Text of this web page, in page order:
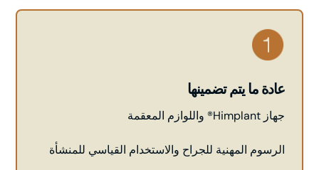
عادة ما يتم تضمينها
جهاز Himplant® واللوازم المعقمة
الرسوم المهنية للجراح والاستخدام القياسي للمنشأة